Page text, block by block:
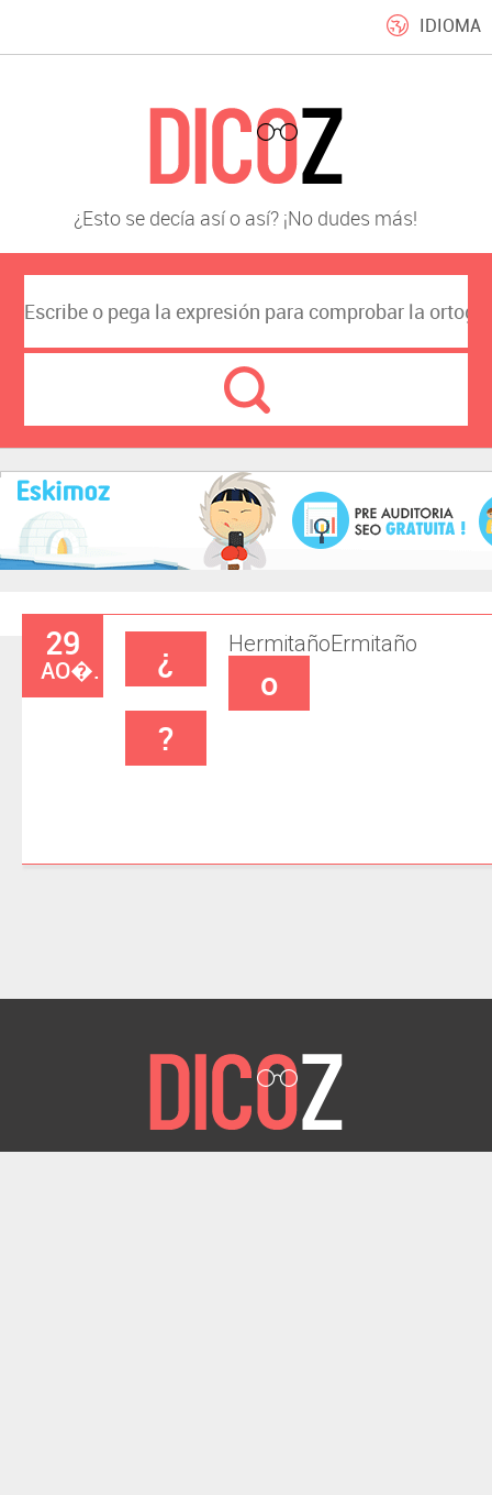
IDIOMA
¿Esto se decía así o así? ¡No dudes más!
29
AO�. ¿ Hermitaño
o
Ermitaño
?